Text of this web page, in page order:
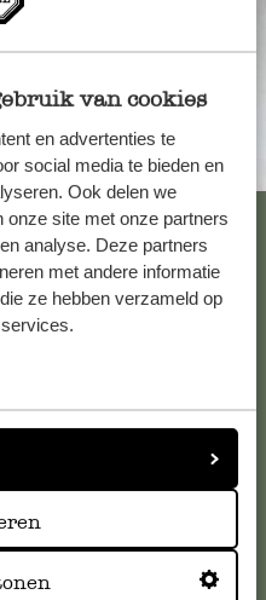
van cookies
en advertenties te
social media te bieden en
Ook delen we
onze site met onze partners
analyse. Deze partners
met andere informatie
ze hebben verzameld op
antwoord op de